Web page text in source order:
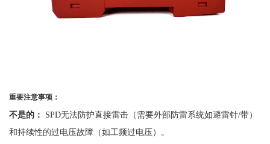
重要注意事项：
不是的：
SPD无法防护直接雷击（需要外部防雷系统如避雷针/带）
和持续性的过电压故障（如工频过电压）。